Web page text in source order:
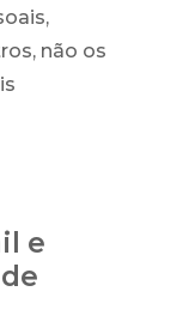
não os
e